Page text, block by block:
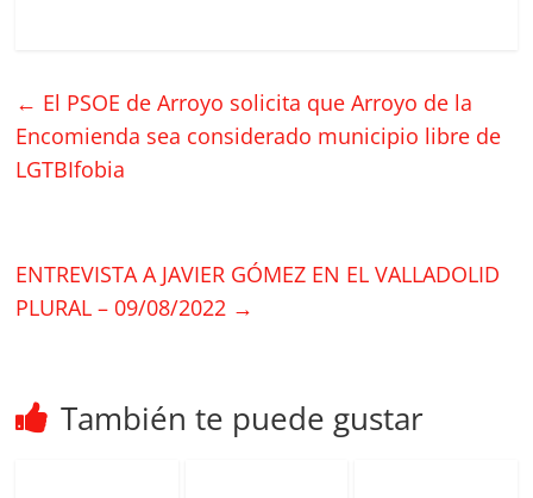
← El PSOE de Arroyo solicita que Arroyo de la
Encomienda sea considerado municipio libre de
LGTBIfobia
ENTREVISTA A JAVIER GÓMEZ EN EL VALLADOLID
PLURAL – 09/08/2022 →
También te puede gustar